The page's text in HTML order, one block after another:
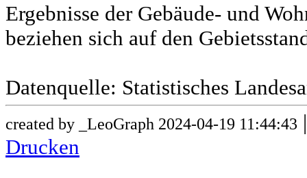
Ergebnisse der Gebäude- und
beziehen sich auf den
Datenquelle: Statistisches
created by _LeoGraph 2024-04-19 11:44:43
Drucken